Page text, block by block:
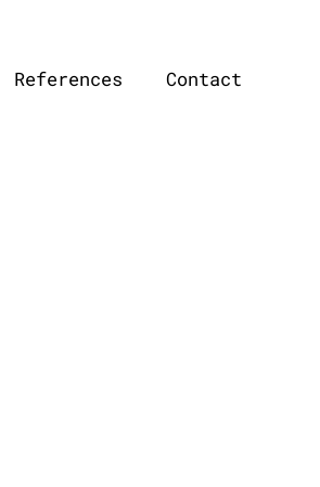
References Contact